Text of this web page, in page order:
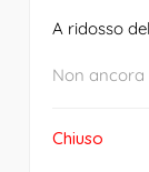
A ridosso
Non ancora
Chiuso